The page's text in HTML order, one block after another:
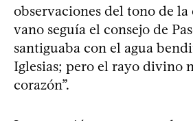
observaciones del tono de la
vano seguía el consejo de
santiguaba con el agua
Iglesias; pero el rayo divino
corazón”.